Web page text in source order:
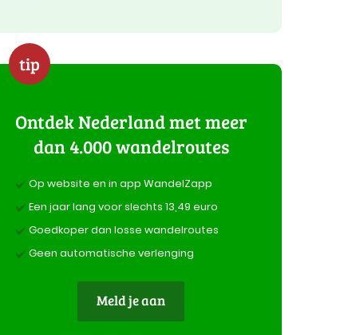
tip
Ontdek Nederland met meer
dan 4.000 wandelroutes
Op website en in app WandelZapp
Een jaar lang voor slechts 13,49 euro
Goedkoper dan losse wandelroutes
Geen automatische verlenging
Meld je aan